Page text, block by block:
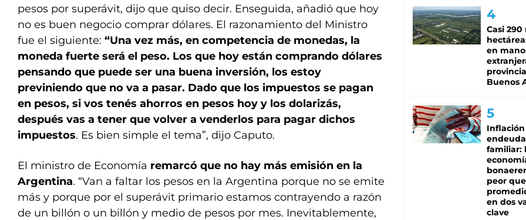
pesos por superávit, dijo que quiso decir. Enseguida, añadió que hoy
no es buen negocio comprar dólares. El razonamiento del Ministro
fue el siguiente: “Una vez más, en competencia de monedas, la
moneda fuerte será el peso. Los que hoy están comprando dólares
pensando que puede ser una buena inversión, los estoy
previniendo que no va a pasar. Dado que los impuestos se pagan
en pesos, si vos tenés ahorros en pesos hoy y los dolarizás,
después vas a tener que volver a venderlos para pagar dichos
impuestos. Es bien simple el tema”, dijo Caputo.
El ministro de Economía remarcó que no hay más emisión en la
Argentina. “Van a faltar los pesos en la Argentina porque no se emite
más y porque por el superávit primario estamos contrayendo a razón
de un billón o un billón y medio de pesos por mes. Inevitablemente,
Casi 290
en
Buenos
Inflación
familiar:
peor
en dos
clave